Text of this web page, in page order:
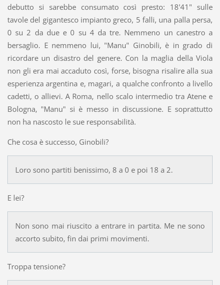
debutto si sarebbe consumato così presto: 18'41" sulle
tavole del gigantesco impianto greco, 5 falli, una palla persa,
0 su 2 da due e 0 su 4 da tre. Nemmeno un canestro a
bersaglio. E nemmeno lui, "Manu" Ginobili, è in grado di
ricordare un disastro del genere. Con la maglia della Viola
non gli era mai accaduto così, forse, bisogna risalire alla sua
esperienza argentina e, magari, a qualche confronto a livello
cadetti, o allievi. A Roma, nello scalo intermedio tra Atene e
Bologna, "Manu" si è messo in discussione. E soprattutto
non ha nascosto le sue responsabilità.
Che cosa è successo, Ginobili?
Loro sono partiti benissimo, 8 a 0 e poi 18 a 2.
E lei?
Non sono mai riuscito a entrare in partita. Me ne sono
accorto subito, fin dai primi movimenti.
Troppa tensione?